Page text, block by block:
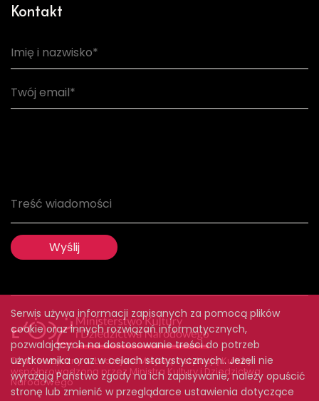
Kontakt
Teatr Muzyczny w Łodzi jest Miejską Instytucją Kultury
współprowadzoną przez Ministra Kultury i Dziedzictwa
Narodowego
Serwis używa informacji zapisanych za pomocą plików
cookie oraz innych rozwiązań informatycznych,
pozwalających na dostosowanie treści do potrzeb
użytkownika oraz w celach statystycznych.. Jeżeli nie
wyrażają Państwo zgody na ich zapisywanie, należy opuścić
stronę lub zmienić w przeglądarce ustawienia dotyczące